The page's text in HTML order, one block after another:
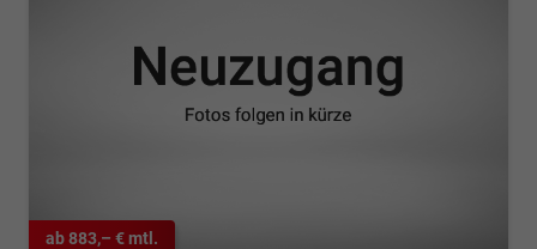
ab 883,– € mtl.